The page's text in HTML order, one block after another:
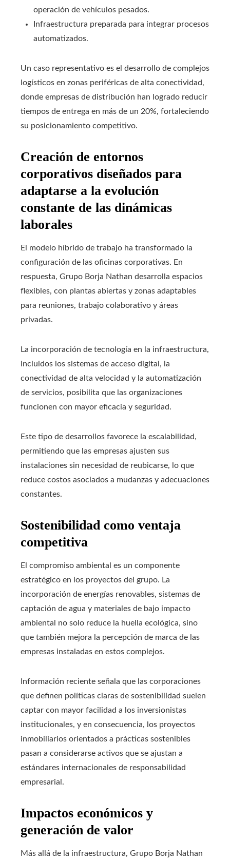
operación de vehículos pesados.
Infraestructura preparada para integrar procesos
automatizados.
Un caso representativo es el desarrollo de complejos
logísticos en zonas periféricas de alta conectividad,
donde empresas de distribución han logrado reducir
tiempos de entrega en más de un 20%, fortaleciendo
su posicionamiento competitivo.
Creación de entornos
corporativos diseñados para
adaptarse a la evolución
constante de las dinámicas
laborales
El modelo híbrido de trabajo ha transformado la
configuración de las oficinas corporativas. En
respuesta, Grupo Borja Nathan desarrolla espacios
flexibles, con plantas abiertas y zonas adaptables
para reuniones, trabajo colaborativo y áreas
privadas.
La incorporación de tecnología en la infraestructura,
incluidos los sistemas de acceso digital, la
conectividad de alta velocidad y la automatización
de servicios, posibilita que las organizaciones
funcionen con mayor eficacia y seguridad.
Este tipo de desarrollos favorece la escalabilidad,
permitiendo que las empresas ajusten sus
instalaciones sin necesidad de reubicarse, lo que
reduce costos asociados a mudanzas y adecuaciones
constantes.
Sostenibilidad como ventaja
competitiva
El compromiso ambiental es un componente
estratégico en los proyectos del grupo. La
incorporación de energías renovables, sistemas de
captación de agua y materiales de bajo impacto
ambiental no solo reduce la huella ecológica, sino
que también mejora la percepción de marca de las
empresas instaladas en estos complejos.
Información reciente señala que las corporaciones
que definen políticas claras de sostenibilidad suelen
captar con mayor facilidad a los inversionistas
institucionales, y en consecuencia, los proyectos
inmobiliarios orientados a prácticas sostenibles
pasan a considerarse activos que se ajustan a
estándares internacionales de responsabilidad
empresarial.
Impactos económicos y
generación de valor
Más allá de la infraestructura, Grupo Borja Nathan